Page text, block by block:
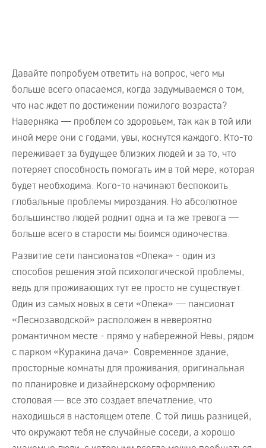
Давайте попробуем ответить на вопрос, чего мы
больше всего опасаемся, когда задумываемся о том,
что нас ждет по достижении пожилого возраста?
Наверняка — проблем со здоровьем, так как в той или
иной мере они с годами, увы, коснутся каждого. Кто-то
переживает за будущее близких людей и за то, что
потеряет способность помогать им в той мере, которая
будет необходима. Кого-то начинают беспокоить
глобальные проблемы мироздания. Но абсолютное
большинство людей роднит одна и та же тревога —
больше всего в старости мы боимся одиночества.
Развитие сети пансионатов «Опека» - один из
способов решения этой психологической проблемы,
ведь для проживающих тут ее просто не существует.
Один из самых новых в сети «Опека» — пансионат
«Леснозаводской» расположен в невероятно
романтичном месте - прямо у набережной Невы, рядом
с парком «Куракина дача». Современное здание,
просторные комнаты для проживания, оригинальная
по планировке и дизайнерскому оформлению
столовая — все это создает впечатление, что
находишься в настоящем отеле. С той лишь разницей,
что окружают тебя не случайные соседи, а хорошо